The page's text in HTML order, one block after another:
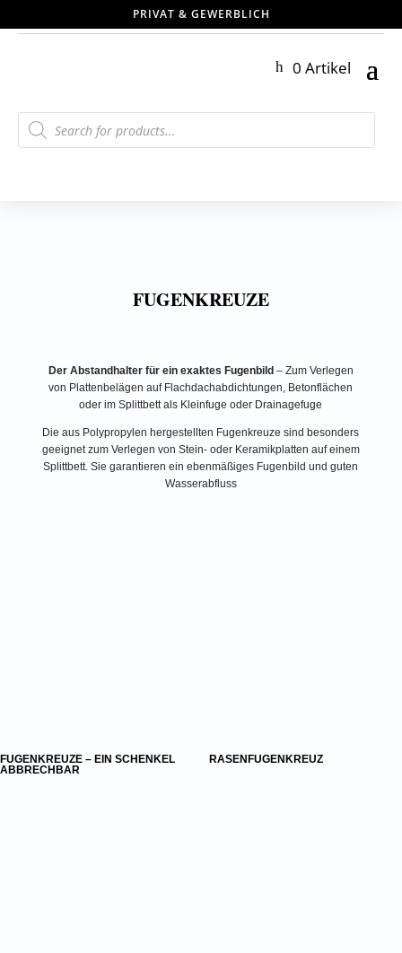
PRIVAT & GEWERBLICH
0 Artikel
Products
search
FUGENKREUZE
Der Abstandhalter für ein exaktes Fugenbild – Zum Verlegen
von Plattenbelägen auf Flachdachabdichtungen, Betonflächen
oder im Splittbett als Kleinfuge oder Drainagefuge
Die aus Polypropylen hergestellten Fugenkreuze sind besonders
geeignet zum Verlegen von Stein- oder Keramikplatten auf einem
Splittbett. Sie garantieren ein ebenmäßiges Fugenbild und guten
Wasserabfluss
FUGENKREUZE – EIN SCHENKEL
ABBRECHBAR
RASENFUGENKREUZ